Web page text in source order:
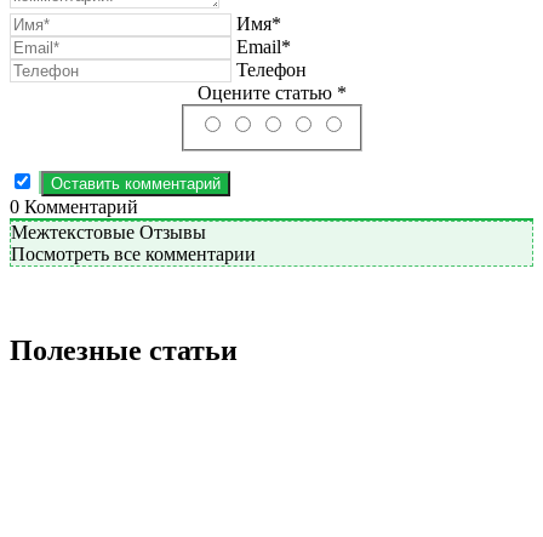
Имя*
Email*
Телефон
Оцените статью *
0 Комментарий
Межтекстовые Отзывы
Посмотреть все комментарии
Полезные статьи